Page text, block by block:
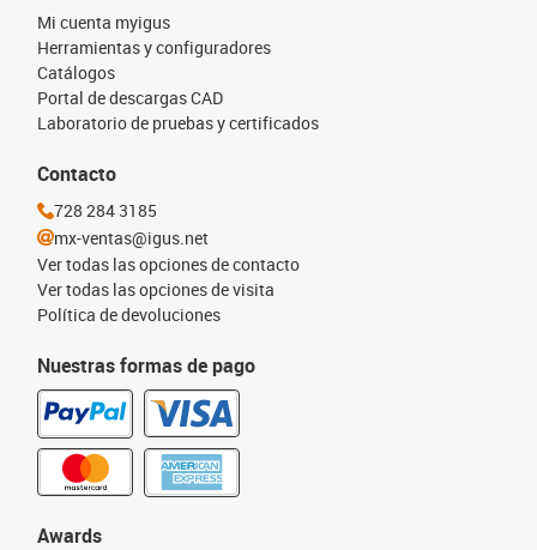
Nuestras formas de pago
Mi cuenta myigus
Herramientas y configuradores
Catálogos
Portal de descargas CAD
Laboratorio de pruebas y certificados
Awards
Contacto
728 284 3185
mx-ventas@igus.net
Ver todas las opciones de contacto
Ver todas las opciones de visita
Política de devoluciones